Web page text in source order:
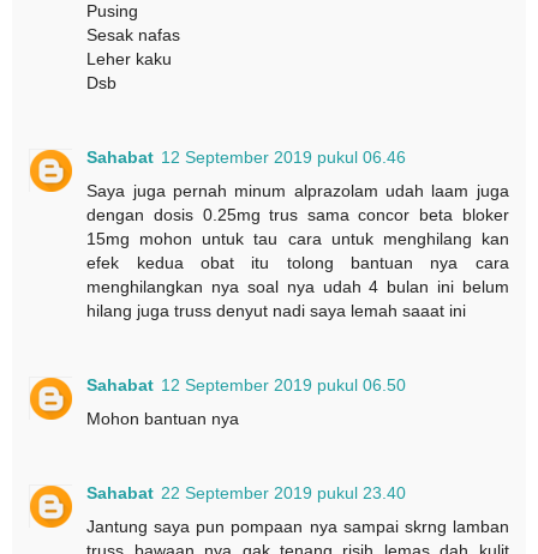
Pusing
Sesak nafas
Leher kaku
Dsb
Sahabat 12 September 2019 pukul 06.46
Saya juga pernah minum alprazolam udah laam juga
dengan dosis 0.25mg trus sama concor beta bloker
15mg mohon untuk tau cara untuk menghilang kan
efek kedua obat itu tolong bantuan nya cara
menghilangkan nya soal nya udah 4 bulan ini belum
hilang juga truss denyut nadi saya lemah saaat ini
Sahabat 12 September 2019 pukul 06.50
Mohon bantuan nya
Sahabat 22 September 2019 pukul 23.40
Jantung saya pun pompaan nya sampai skrng lamban